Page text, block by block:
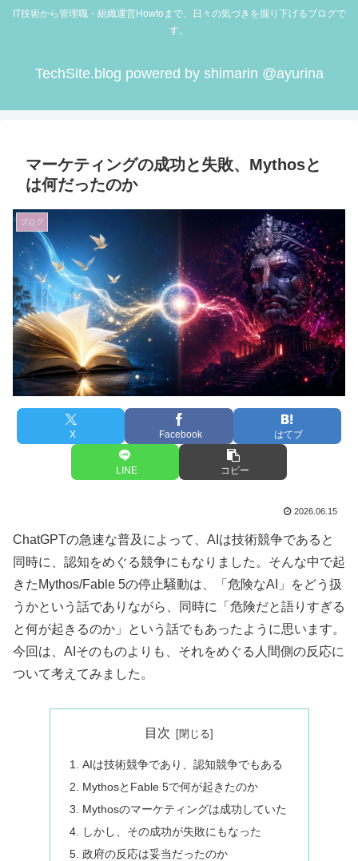
IT技術から管理職・組織運営Howtoまで、日々の気づきを掘り下げるブログで
す。
TechSite.blog powered by shimarin @ayurina
マーケティングの成功と失敗、Mythosと
は何だったのか
ブログ
X Facebook はてブ
LINE コピー
2026.06.15
ChatGPTの急速な普及によって、AIは技術競争であると
同時に、認知をめぐる競争にもなりました。そんな中で起
きたMythos/Fable 5の停止騒動は、「危険なAI」をどう扱
うかという話でありながら、同時に「危険だと語りすぎる
と何が起きるのか」という話でもあったように思います。
今回は、AIそのものよりも、それをめぐる人間側の反応に
ついて考えてみました。
目次
AIは技術競争であり、認知競争でもある
MythosとFable 5で何が起きたのか
Mythosのマーケティングは成功していた
しかし、その成功が失敗にもなった
政府の反応は妥当だったのか